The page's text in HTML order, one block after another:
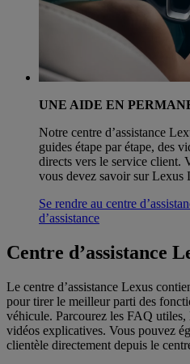
UNE AIDE EN
Notre centre d’assistance
guides étape par étape, des
directs vers le service client.
vous devez savoir sur Lexus
Se rendre au centre
d’assistance
Centre d’assistance
Le centre d’assistance Lexus
pour tirer le meilleur parti des
véhicule. Parcourez les FAQ utiles,
vidéos explicatives. Vous pouvez
clientèle directement depuis le